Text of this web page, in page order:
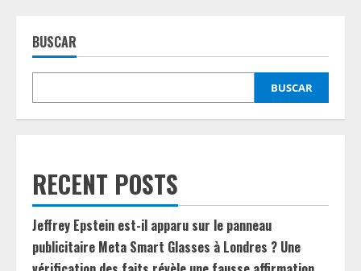
BUSCAR
BUSCAR
RECENT POSTS
Jeffrey Epstein est-il apparu sur le panneau
publicitaire Meta Smart Glasses à Londres ? Une